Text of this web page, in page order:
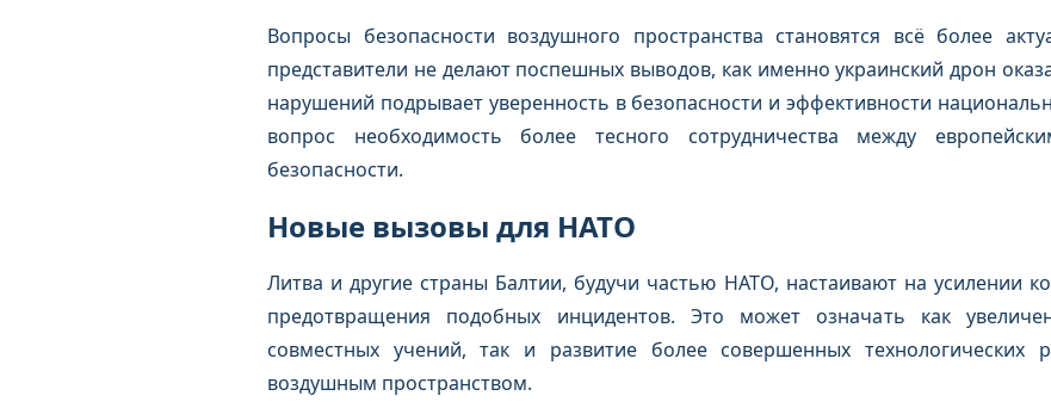
Вопросы безопасности воздушного пространства становятся всё более
представители не делают поспешных выводов, как именно украинский дрон
нарушений подрывает уверенность в безопасности и эффективности
вопрос необходимость более тесного сотрудничества между
безопасности.
Новые вызовы для НАТО
Литва и другие страны Балтии, будучи частью НАТО, настаивают на усилении
предотвращения подобных инцидентов. Это может означать как
совместных учений, так и развитие более совершенных
воздушным пространством.